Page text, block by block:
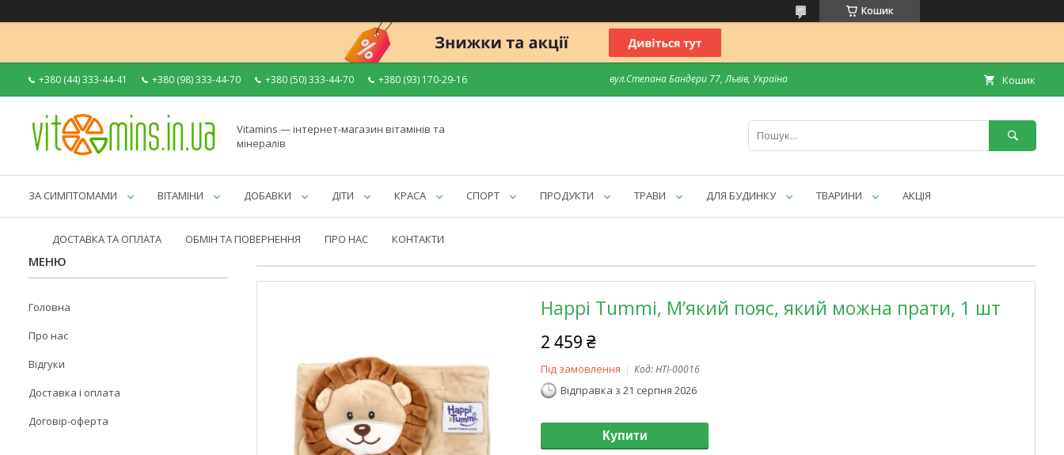
Кошик
+380 (44) 333-44-41 +380 (98) 333-44-70 +380 (50) 333-44-70 +380 (93) 170-29-16 вул.Степана Бандери 77, Львів, Україна Кошик
Vitamins — інтернет-магазин вітамінів та
мінералів
ЗА СИМПТОМАМИ ВІТАМІНИ ДОБАВКИ ДІТИ КРАСА СПОРТ ПРОДУКТИ ТРАВИ ДЛЯ БУДИНКУ ТВАРИНИ АКЦІЯ
ДОСТАВКА ТА ОПЛАТА ОБМІН ТА ПОВЕРНЕННЯ ПРО НАС КОНТАКТИ
Happi Tummi, М’який пояс, який можна прати, 1 шт
2 459 ₴
Під замовлення Код:HTI-00016
Відправка з 21 серпня 2026
Купити
Головна
Про нас
Відгуки
Доставка і оплата
Договір-оферта